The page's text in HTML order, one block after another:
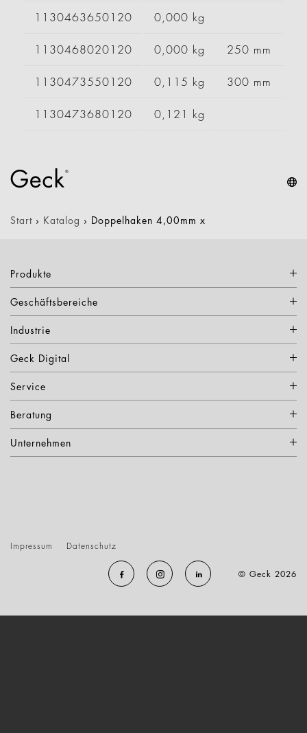
1130463650120 0,000 kg
1130468020120 0,000 kg 250 mm
1130473550120 0,115 kg 300 mm
1130473680120 0,121 kg
Start › Katalog › Doppelhaken 4,00mm x
Produkte
Geschäftsbereiche
Industrie
Geck Digital
Service
Beratung
Unternehmen
Impressum Datenschutz
© Geck 2026